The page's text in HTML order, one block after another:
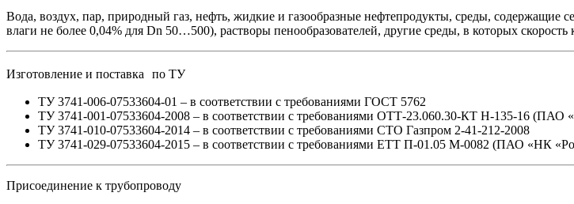
Вода, воздух, пар, природный газ, нефть, жидкие и газообразные нефтепродукты, среды,
влаги не более 0,04% для Dn 50…500), растворы пенообразователей, другие среды, в которых
Изготовление и поставка по ТУ
ТУ 3741-006-07533604-01 – в соответствии с требованиями ГОСТ 5762
ТУ 3741-001-07533604-2008 – в соответствии с требованиями ОТТ-23.060.30-КТ Н-135-16 (ПАО
ТУ 3741-010-07533604-2014 – в соответствии с требованиями СТО Газпром 2-41-212-2008
ТУ 3741-029-07533604-2015 – в соответствии с требованиями ЕТТ П-01.05 М-0082 (ПАО «НК
Присоединение к трубопроводу